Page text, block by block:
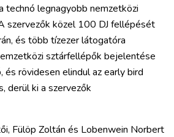
technó legnagyobb nemzetközi
szervezők közel 100 DJ fellépését
és több tízezer látogatóra
sztárfellépők bejelentése
és rövidesen elindul az early bird
derül ki a szervezők
Fülöp Zoltán és Lobenwein Norbert